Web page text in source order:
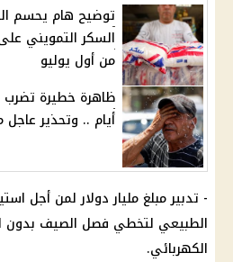
توضيح هام يحسم
من أول يوليو
أيام .. وتحذير عاجل
- تدبير مبلغ ملياردولارلمن أجل
الطبيعي لتخطي فصل الصيف بدون
الكهربائي.